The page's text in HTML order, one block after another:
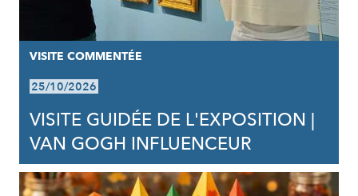
VISITE COMMENTÉE
25/10/2026
VISITE GUIDÉE DE L'EXPOSITION |
VAN GOGH INFLUENCEUR